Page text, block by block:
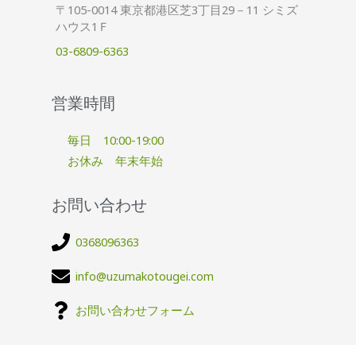
〒105-0014 東京都港区芝3丁目29－11 シミズ
ハウス1Ｆ
03-6809-6363
営業時間
毎日 10:00-19:00
お休み 年末年始
お問い合わせ
0368096363
info@uzumakotougei.com
お問い合わせフォーム